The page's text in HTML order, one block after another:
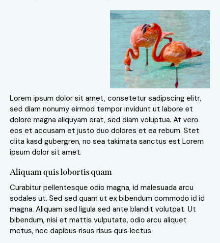
Lorem ipsum dolor sit amet, consetetur sadipscing elitr,
sed diam nonumy eirmod tempor invidunt ut labore et
dolore magna aliquyam erat, sed diam voluptua. At vero
eos et accusam et justo duo dolores et ea rebum. Stet
clita kasd gubergren, no sea takimata sanctus est Lorem
ipsum dolor sit amet.
Aliquam quis lobortis quam
Curabitur pellentesque odio magna, id malesuada arcu
sodales ut. Sed sed quam ut ex bibendum commodo id id
magna. Aliquam sed ligula sed ante blandit volutpat. Ut
bibendum, nisi et mattis vulputate, odio arcu aliquet
metus, nec dapibus risus risus quis lectus.